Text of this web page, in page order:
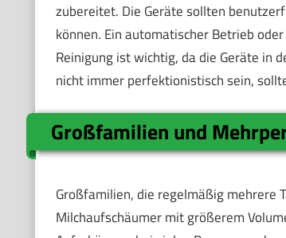
zubereitet. Die Geräte sollten
können. Ein automatischer Betrieb
Reinigung ist wichtig, da die Geräte in
nicht immer perfektionistisch sein,
Großfamilien und
Großfamilien, die regelmäßig mehrere
Milchaufschäumer mit größerem